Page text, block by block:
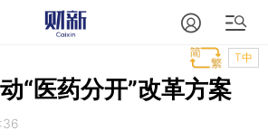
T中
“医药分开”改革方案